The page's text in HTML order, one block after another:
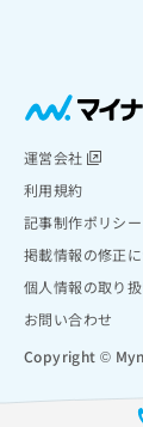
運営会社
利用規約
記事制作ポリシー
掲載情報の修正
個人情報の取り
お問い合わせ
Copyright ©